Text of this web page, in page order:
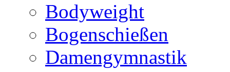
Bodyweight
Bogenschießen
Damengymnastik